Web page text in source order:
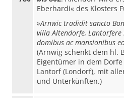
Eberhardi« des Klosters
»Arnwic tradidit sancto
villa Altendorfe,
domibus ac mansionibus
(Arnwig schenkt dem hl.
Eigentümer in dem
Lantorf (Londorf), mit
und Unterkünften.)